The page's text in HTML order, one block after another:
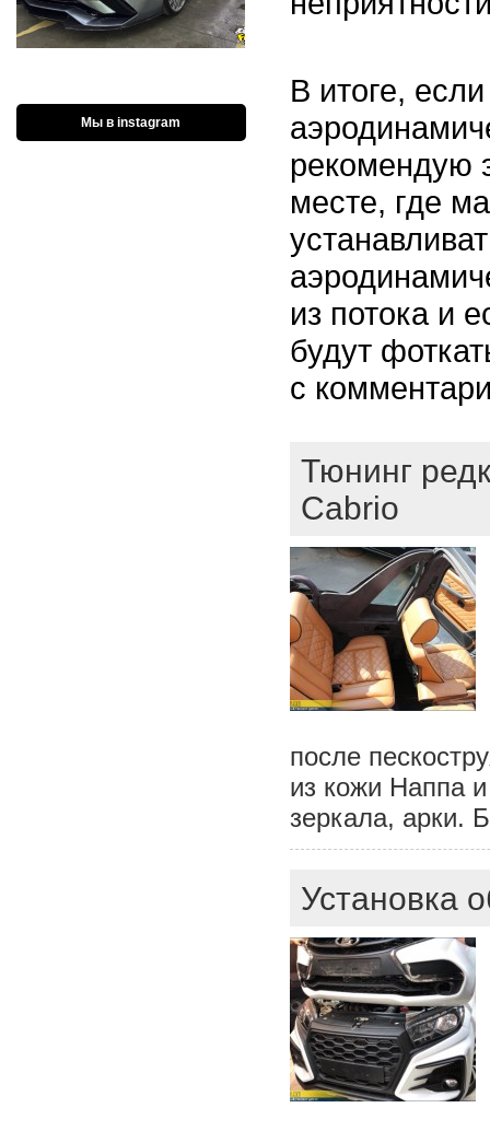
Мы в instagram
В итоге,
рекомендую
месте, где
из потока и
будут
с
Тюнинг
Cabrio
после
из кожи Наппа
зеркала, арки. Б
Установка